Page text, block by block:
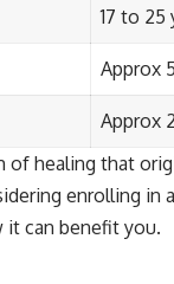
17 to 25
Approx
Approx
healing that
enrolling
it can benefit you.